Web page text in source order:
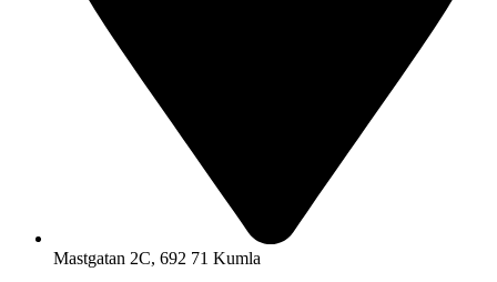
Mastgatan 2C, 692 71 Kumla